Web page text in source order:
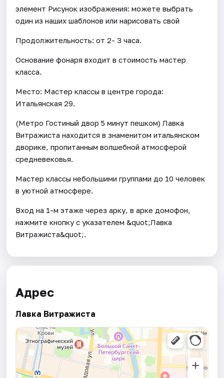
элемент Рисунок изображения: можете выбрать
один из наших шаблонов или нарисовать свой
Продолжительность: от 2- 3 часа.
Основание фонаря входит в стоимость мастер
класса.
Место: Мастер классы в центре города:
Итальянская 29.
(Метро Гостиный двор 5 минут пешком) Лавка
Витражиста находится в знаменитом итальянском
дворике, пропитанным волшебной атмосферой
средневековья.
Мастер классы небольшими группами до 10 человек
в уютной атмосфере.
Вход на 1-м этаже через арку, в арке домофон,
нажмите кнопку с указателем &quot;Лавка
Витражиста&quot;.
Адрес
Лавка Витражиста